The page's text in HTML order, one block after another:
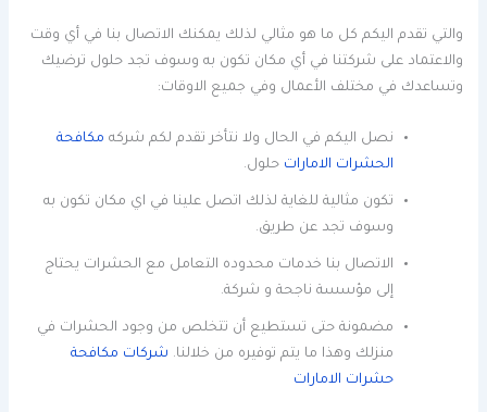
والتي تقدم اليكم كل ما هو مثالي لذلك يمكنك الاتصال بنا في أي وقت
والاعتماد على شركتنا في أي مكان تكون به وسوف تجد حلول ترضيك
وتساعدك في مختلف الأعمال وفي جميع الاوقات:
نصل اليكم في الحال ولا نتأخر تقدم لكم شركه مكافحة
الحشرات الامارات حلول.
تكون مثالية للغاية لذلك اتصل علينا في اي مكان تكون به
وسوف تجد عن طريق.
الاتصال بنا خدمات محدوده التعامل مع الحشرات يحتاج
إلى مؤسسة ناجحة و شركة.
مضمونة حتى تستطيع أن تتخلص من وجود الحشرات في
منزلك وهذا ما يتم توفيره من خلالنا. شركات مكافحة
حشرات الامارات